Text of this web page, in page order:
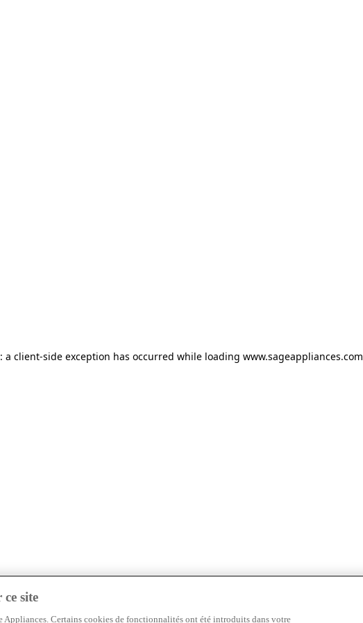
a client-side exception has occurred while loading www.sageappliances.com
ce site
Appliances. Certains cookies de fonctionnalités ont été introduits dans votre